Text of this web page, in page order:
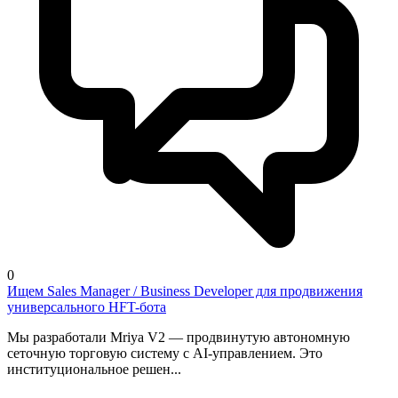
0
Ищем Sales Manager / Business Developer для продвижения
универсального HFT-бота
Мы разработали Mriya V2 — продвинутую автономную
сеточную торговую систему с AI-управлением. Это
институциональное решен...